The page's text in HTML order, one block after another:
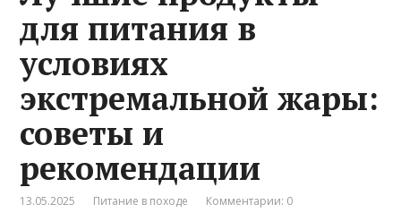
для питания в
условиях
экстремальной жары:
советы и
рекомендации
13.05.2025 Питание в походе Комментарии: 0